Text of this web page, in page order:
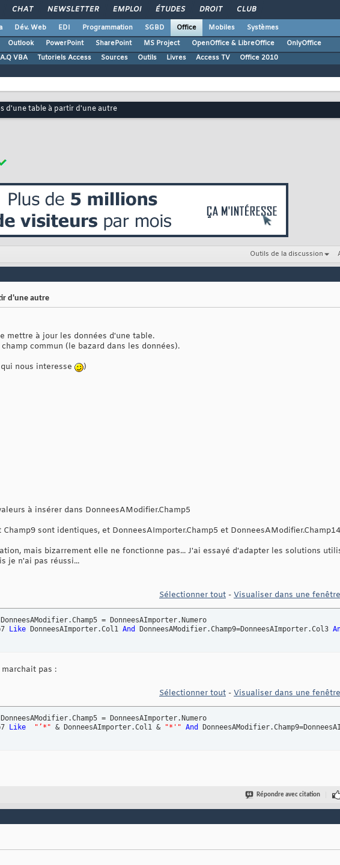
CHAT NEWSLETTER EMPLOI ÉTUDES DROIT CLUB
Dév. Web EDI Programmation SGBD Office Mobiles
Systèmes
Outlook PowerPoint SharePoint MS Project OpenOffice & LibreOffice
OnlyOffice
VBA Tutoriels Access Sources Outils Livres Access TV Office 2010
d'une table à partir d'une autre
Outils de la discussion
d'une autre
mettre à jour les données d'une table.
commun (le bazard dans les données).
nous interesse
)
à insérer dans DonneesAModifier.Champ5
sont identiques, et DonneesAImporter.Champ5 et
mais bizarrement elle ne fonctionne pas... J'ai essayé d'adapter les solutions
je n'ai pas réussi...
Sélectionner tout - Visualiser dans une
Like DonneesAImporter.Col1 And DonneesAModifier.Champ9=DonneesAImporter.Col3
pas :
Sélectionner tout - Visualiser dans une
Like "’*" & DonneesAImporter.Col1 & "*'" And
Répondre avec citation